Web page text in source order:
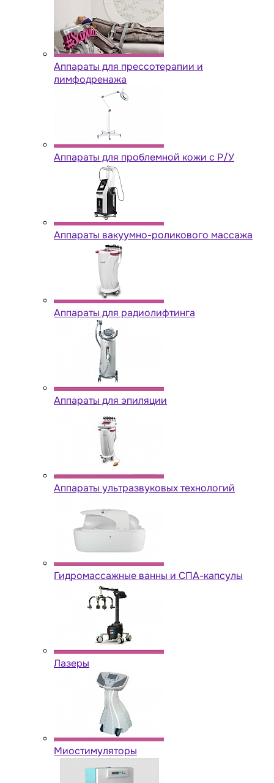
Аппараты для прессотерапии и
лимфодренажа
Аппараты для проблемной кожи с Р/У
Аппараты вакуумно-роликового массажа
Аппараты для радиолифтинга
Аппараты для эпиляции
Аппараты ультразвуковых технологий
Гидромассажные ванны и СПА-капсулы
Лазеры
Миостимуляторы